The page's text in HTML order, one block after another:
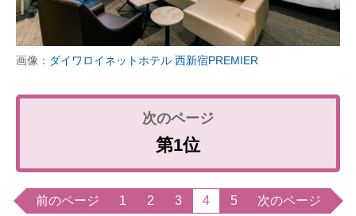
画像： ダイワロイネットホテル 西新宿PREMIER
第1位
前のページ 1 2 3 4 5 次のページ